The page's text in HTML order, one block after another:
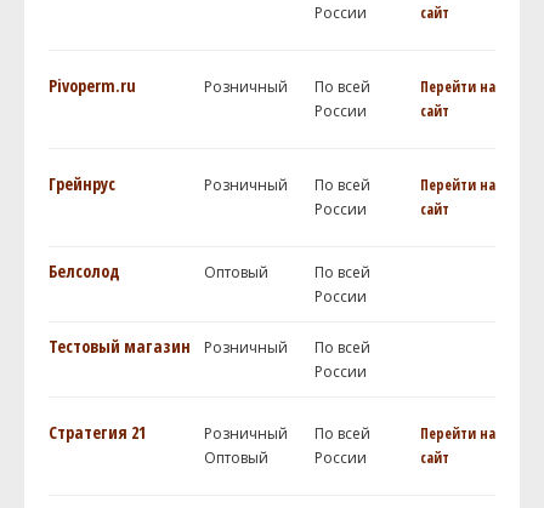
России
сайт
Pivoperm.ru Розничный
По всей
России
Перейти на
сайт
Грейнрус Розничный
По всей
России
Перейти на
сайт
Белсолод Оптовый
По всей
России
Тестовый магазин Розничный
По всей
России
Стратегия 21
Розничный
Оптовый
По всей
России
Перейти на
сайт